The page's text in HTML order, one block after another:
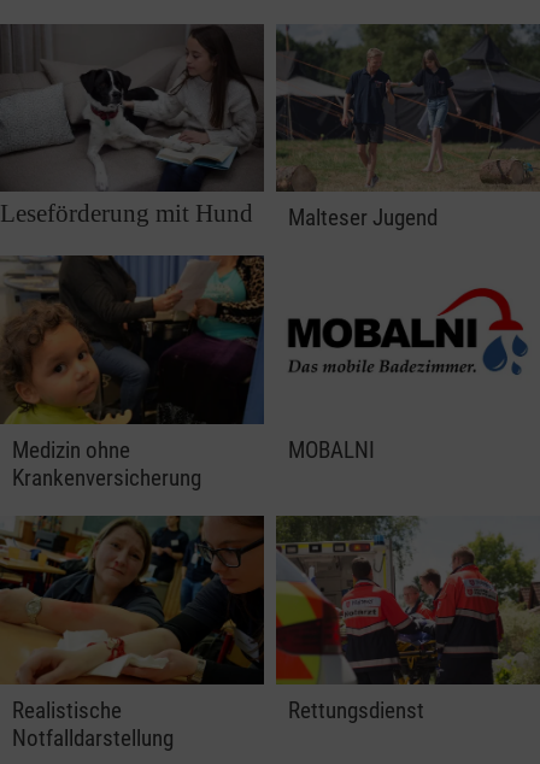
Leseförderung mit Hund Malteser Jugend
Medizin ohne
Krankenversicherung
MOBALNI
Realistische
Notfalldarstellung
Rettungsdienst